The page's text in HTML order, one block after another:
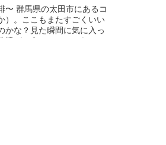
〜 群馬県の太田市にあるコ
）。ここもまたすごくいい
かな？見た瞬間に気に入っ
機が二台。フジローヤルと